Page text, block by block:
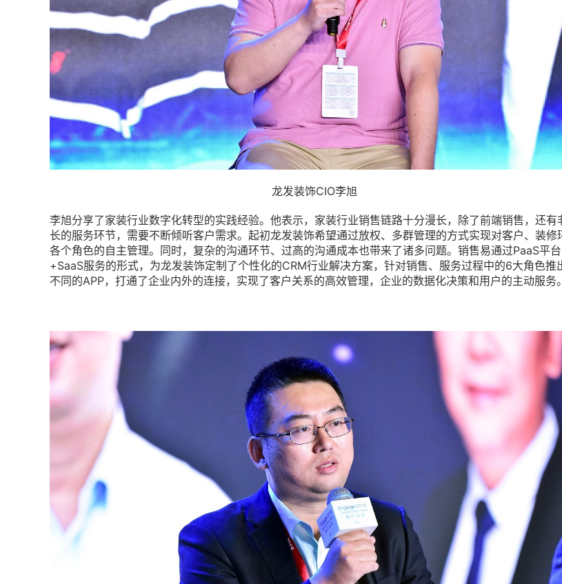
龙发装饰CIO李旭
李旭分享了家装行业数字化转型的实践经验。他表示，家装行业销售链路十分漫长，除了前端销售，还有
长的服务环节，需要不断倾听客户需求。起初龙发装饰希望通过放权、多群管理的方式实现对客户、装修
各个角色的自主管理。同时，复杂的沟通环节、过高的沟通成本也带来了诸多问题。销售易通过PaaS平台
+SaaS服务的形式，为龙发装饰定制了个性化的CRM行业解决方案，针对销售、服务过程中的6大角色推
不同的APP，打通了企业内外的连接，实现了客户关系的高效管理，企业的数据化决策和用户的主动服务。